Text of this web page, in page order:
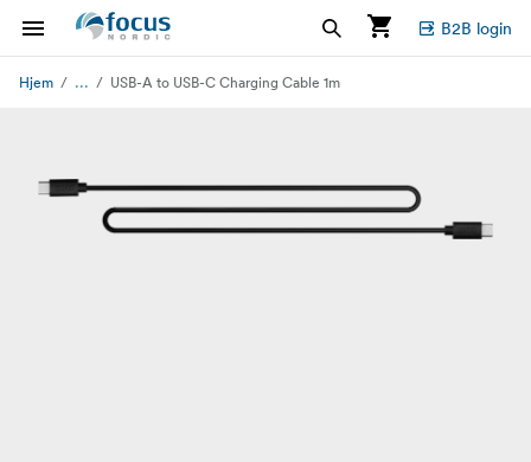
B2B login
Hjem ... USB-A to USB-C Charging Cable 1m